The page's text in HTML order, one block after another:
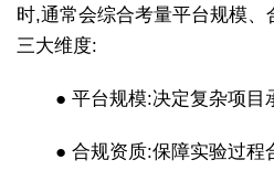
时,通常会综合考量平台规模
三大维度:
● 平台规模:决定复杂项目
● 合规资质:保障实验过程